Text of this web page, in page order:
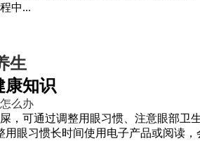
中...
生
康知识
么办
，可通过调整用眼习惯、注意眼部
用眼习惯长时间使用电子产品或阅读